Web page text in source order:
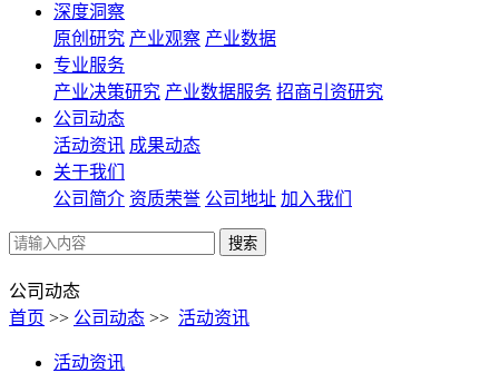
深度洞察
原创研究 产业观察 产业数据
专业服务
产业决策研究 产业数据服务 招商引资研究
公司动态
活动资讯 成果动态
关于我们
公司简介 资质荣誉 公司地址 加入我们
公司动态
首页 >> 公司动态 >> 活动资讯
活动资讯